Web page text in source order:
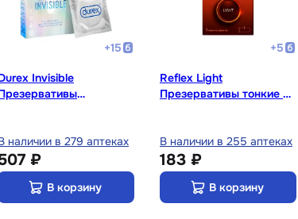
+15
Invisible
наличии в 279 аптеках
₽
В корзину
+5
Reflex Light
Презервативы тонкие 3
В наличии в 255 аптеках
183 ₽
В корзину